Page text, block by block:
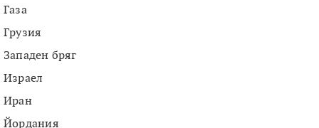
Газа
Грузия
Западен бряг
Израел
Иран
Йордания